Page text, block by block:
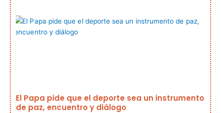
El Papa pide que el deporte sea un instrumento
de paz, encuentro y diálogo